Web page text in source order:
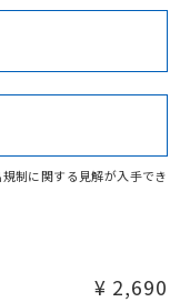
Cr(VI)
ります。
/適合状況ページへ
らご検索ください
制に関する見解が入手でき
¥ 2,690